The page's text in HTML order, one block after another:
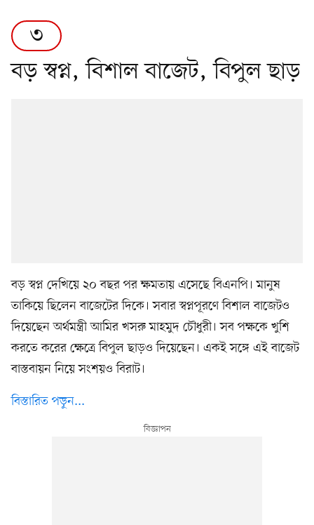
৩
বড় স্বপ্ন, বিশাল বাজেট, বিপুল ছাড়
বড় স্বপ্ন দেখিয়ে ২০ বছর পর ক্ষমতায় এসেছে বিএনপি। মানুষ
তাকিয়ে ছিলেন বাজেটের দিকে। সবার স্বপ্নপূরণে বিশাল বাজেটও
দিয়েছেন অর্থমন্ত্রী আমির খসরু মাহমুদ চৌধুরী। সব পক্ষকে খুশি
করতে করের ক্ষেত্রে বিপুল ছাড়ও দিয়েছেন। একই সঙ্গে এই বাজেট
বাস্তবায়ন নিয়ে সংশয়ও বিরাট।
বিস্তারিত পড়ুন...